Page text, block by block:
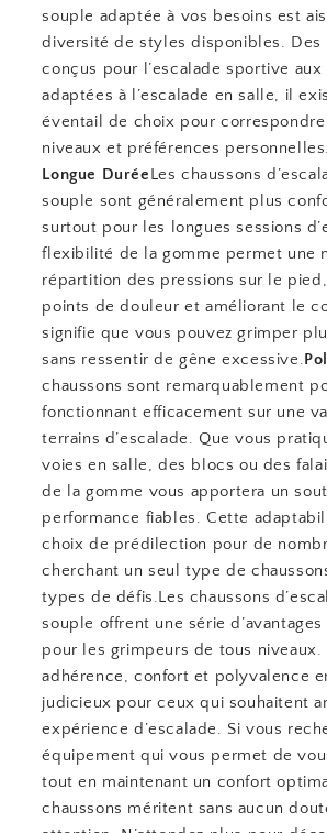
souple adaptée à vos besoins est
diversité de styles disponibles. Des
conçus pour l’escalade sportive aux
adaptées à l’escalade en salle, il
éventail de choix pour
niveaux et préférences
Longue DuréeLes chaussons
souple sont généralement plus
surtout pour les longues sessions
flexibilité de la gomme permet une
répartition des pressions sur le
points de douleur et améliorant le
signifie que vous pouvez grimper
sans ressentir de gêne excessive.
chaussons sont remarquablement
fonctionnant efficacement sur une
terrains d’escalade. Que vous
voies en salle, des blocs ou des
de la gomme vous apportera un
performance fiables. Cette
choix de prédilection pour de
cherchant un seul type de
types de défis.Les chaussons
souple offrent une série
pour les grimpeurs de tous niveaux.
adhérence, confort et polyvalence
judicieux pour ceux qui souhaitent
expérience d’escalade. Si vous
équipement qui vous permet de
tout en maintenant un confort
chaussons méritent sans aucun